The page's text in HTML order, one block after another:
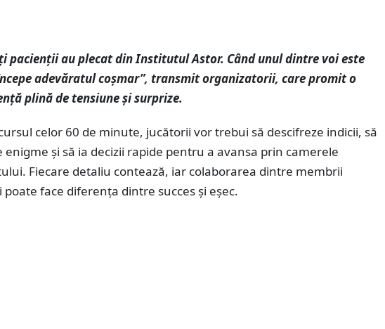
pacienții au plecat din Institutul Astor. Când unul dintre voi este
adevăratul coșmar”, transmit organizatorii, care promit o
plină de tensiune și surprize.
celor 60 de minute, jucătorii vor trebui să descifreze indicii, să
enigme și să ia decizii rapide pentru a avansa prin camerele
Fiecare detaliu contează, iar colaborarea dintre membrii
poate face diferența dintre succes și eșec.